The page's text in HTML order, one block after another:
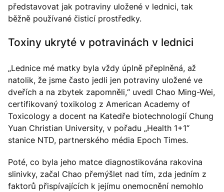
představovat jak potraviny uložené v lednici, tak
běžně používané čisticí prostředky.
Toxiny ukryté v potravinách v lednici
„Lednice mé matky byla vždy úplně přeplněná, až
natolik, že jsme často jedli jen potraviny uložené ve
dveřích a na zbytek zapomněli,“ uvedl Chao Ming-Wei,
certifikovaný toxikolog z American Academy of
Toxicology a docent na Katedře biotechnologií Chung
Yuan Christian University, v pořadu „Health 1+1“
stanice NTD, partnerského média Epoch Times.
Poté, co byla jeho matce diagnostikována rakovina
slinivky, začal Chao přemýšlet nad tím, zda jedním z
faktorů přispívajících k jejímu onemocnění nemohlo